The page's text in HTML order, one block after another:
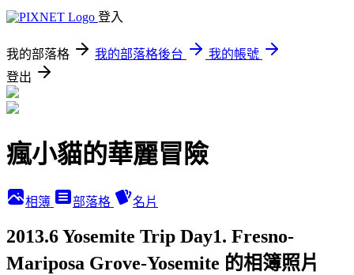
登入
我的部落格 我的部落格後台
我的帳號
登出
瘋小貓的華麗冒險
相簿 部落格 名片
2013.6 Yosemite Trip Day1. Fresno-
Mariposa Grove-Yosemite 的相簿照片